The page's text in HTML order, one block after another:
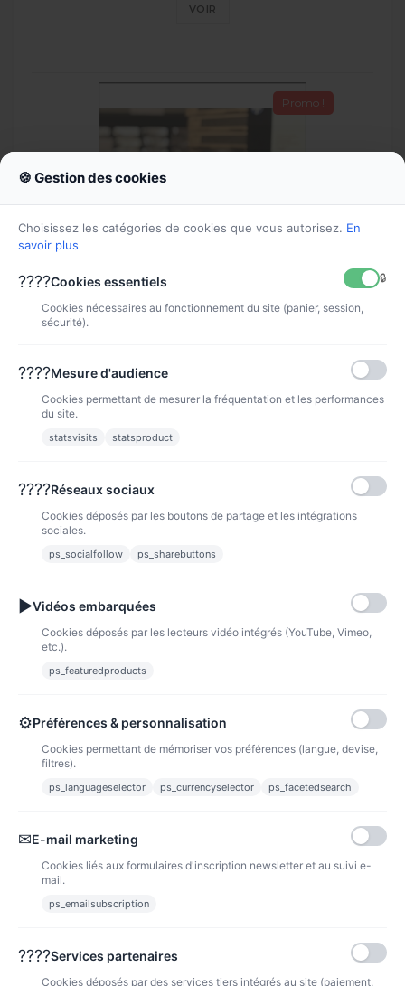
VOIR
Promo !
Tête d'impression CANON...
329,90 €
VOIR
Produit(s) 1 à 18 sur 18 produit(s)
1
NOUVEAUX PRODUITS
Eshop pour vos consommables Canon, HP et OCÉ.
🍪 Gestion des cookies
Choisissez les catégories de cookies que vous autorisez. En
savoir plus
????Cookies essentiels 🔒
Cookies nécessaires au fonctionnement du site (panier, session,
sécurité).
????Mesure d'audience
Cookies permettant de mesurer la fréquentation et les performances
du site.
statsvisits statsproduct
????Réseaux sociaux
Cookies déposés par les boutons de partage et les intégrations
sociales.
ps_socialfollow ps_sharebuttons
▶Vidéos embarquées
Cookies déposés par les lecteurs vidéo intégrés (YouTube, Vimeo,
etc.).
ps_featuredproducts
⚙Préférences & personnalisation
Cookies permettant de mémoriser vos préférences (langue, devise,
filtres).
ps_languageselector ps_currencyselector ps_facetedsearch
✉E-mail marketing
Cookies liés aux formulaires d'inscription newsletter et au suivi e-
mail.
ps_emailsubscription
????Services partenaires
Cookies déposés par des services tiers intégrés au site (paiement,